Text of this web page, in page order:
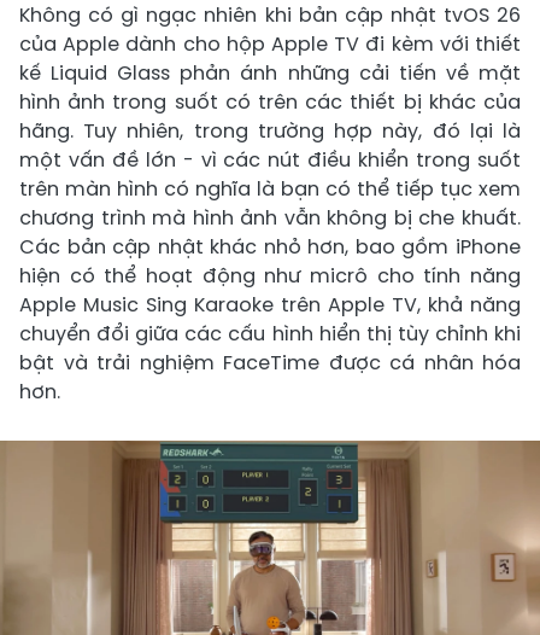
Không có gì ngạc nhiên khi bản cập nhật tvOS 26
của Apple dành cho hộp Apple TV đi kèm với thiết
kế Liquid Glass phản ánh những cải tiến về mặt
hình ảnh trong suốt có trên các thiết bị khác của
hãng. Tuy nhiên, trong trường hợp này, đó lại là
một vấn đề lớn - vì các nút điều khiển trong suốt
trên màn hình có nghĩa là bạn có thể tiếp tục xem
chương trình mà hình ảnh vẫn không bị che khuất.
Các bản cập nhật khác nhỏ hơn, bao gồm iPhone
hiện có thể hoạt động như micrô cho tính năng
Apple Music Sing Karaoke trên Apple TV, khả năng
chuyển đổi giữa các cấu hình hiển thị tùy chỉnh khi
bật và trải nghiệm FaceTime được cá nhân hóa
hơn.